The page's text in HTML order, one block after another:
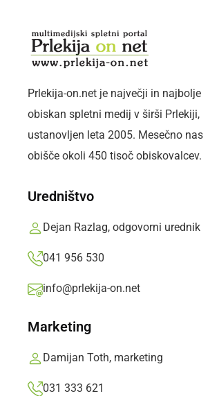
ČETRTEK, 6. AVGUST 2026 Sledite nam:
Prlekija-on.net je največji in najbolje
obiskan spletni medij v širši Prlekiji,
ustanovljen leta 2005. Mesečno nas
obišče okoli 450 tisoč obiskovalcev.
Uredništvo
Dejan Razlag, odgovorni urednik
041 956 530
info@prlekija-on.net
Marketing
Damijan Toth, marketing
031 333 621